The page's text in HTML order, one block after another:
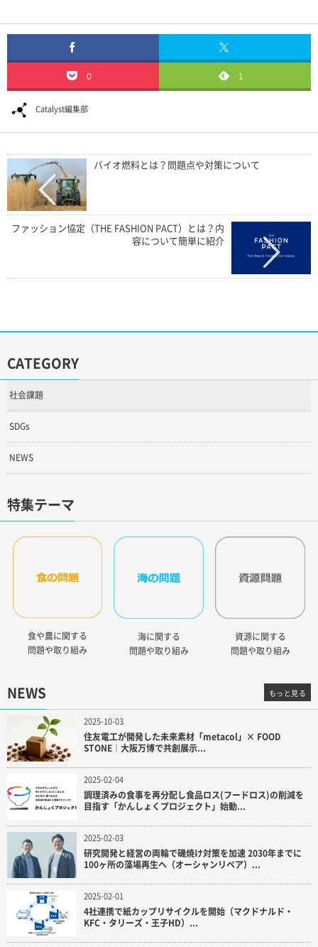
0 1
Catalyst編集部
バイオ燃料とは？問題点や対策について
ファッション協定（THE FASHION PACT）とは？内
容について簡単に紹介
CATEGORY
社会課題
SDGs
NEWS
特集テーマ
食や農に関する
問題や取り組み
海に関する
問題や取り組み
資源に関する
問題や取り組み
NEWS
2025-10-03
住友電工が開発した未来素材「metacol」× FOOD
STONE｜大阪万博で共創展示...
2025-02-04
調理済みの食事を再分配し食品ロス(フードロス)の削減を
目指す「かんしょくプロジェクト」始動...
2025-02-03
研究開発と経営の両輪で磯焼け対策を加速 2030年までに
100ヶ所の藻場再生へ（オーシャンリペア）...
2025-02-01
4社連携で紙カップリサイクルを開始（マクドナルド・
KFC・タリーズ・王子HD）...
もっと見る